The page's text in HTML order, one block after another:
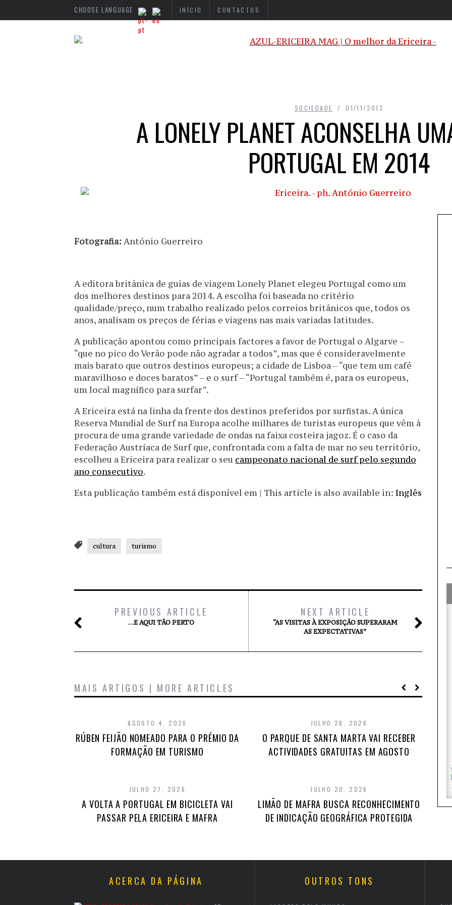
CHOOSE LANGUAGE INÍCIO CONTACTOS
SOCIEDADE 01/11/2013
A LONELY PLANET ACONSELHA
PORTUGAL EM 2014
Fotografia:António Guerreiro
A editora britânica de guias de viagem Lonely Planet elegeu Portugal como um
dos melhores destinos para 2014. A escolha foi baseada no critério
qualidade/preço, num trabalho realizado pelos correios britânicos que, todos os
anos, analisam os preços de férias e viagens nas mais variadas latitudes.
A publicação apontou como principais factores a favor de Portugal o Algarve –
“que no pico do Verão pode não agradar a todos”, mas que é consideravelmente
mais barato que outros destinos europeus; a cidade de Lisboa – “que tem um café
maravilhoso e doces baratos” – e o surf – “Portugal também é, para os europeus,
um local magnífico para surfar”.
A Ericeira está na linha da frente dos destinos preferidos por surfistas. A única
Reserva Mundial de Surf na Europa acolhe milhares de turistas europeus que vêm à
procura de uma grande variedade de ondas na faixa costeira jagoz. É o caso da
Federação Austríaca de Surf que, confrontada com a falta de mar no seu território,
escolheu a Ericeira para realizar o seu campeonato nacional de surf pelo segundo
ano consecutivo.
Esta publicação também está disponível em | This article is also available in: Inglês
cultura turismo
PREVIOUS ARTICLE
…E AQUI TÃO PERTO
NEXT ARTICLE
“AS VISITAS À EXPOSIÇÃO SUPERARAM
AS EXPECTATIVAS”
MAIS ARTIGOS | MORE ARTICLES
AGOSTO 4, 2026
RÚBEN FEIJÃO NOMEADO PARA O PRÉMIO DA
FORMAÇÃO EM TURISMO
JULHO 28, 2026
O PARQUE DE SANTA MARTA VAI RECEBER
ACTIVIDADES GRATUITAS EM AGOSTO
JULHO 27, 2026
A VOLTA A PORTUGAL EM BICICLETA VAI
PASSAR PELA ERICEIRA E MAFRA
JULHO 20, 2026
LIMÃO DE MAFRA BUSCA RECONHECIMENTO
DE INDICAÇÃO GEOGRÁFICA PROTEGIDA
ACERCA DA PÁGINA OUTROS TONS